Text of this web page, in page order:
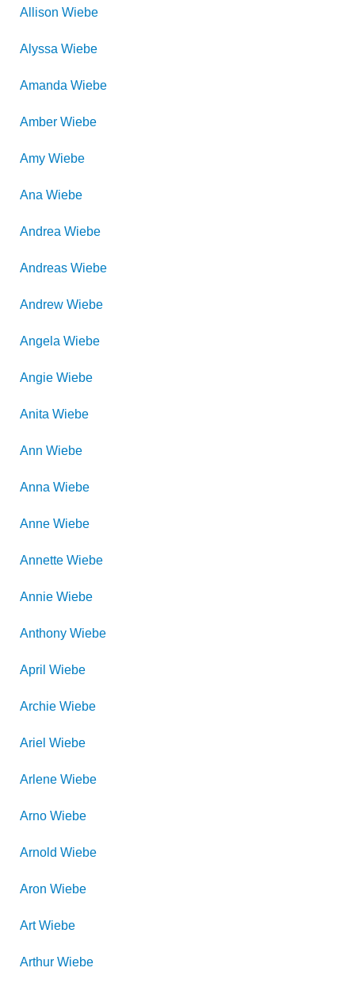
Allison Wiebe
Alyssa Wiebe
Amanda Wiebe
Amber Wiebe
Amy Wiebe
Ana Wiebe
Andrea Wiebe
Andreas Wiebe
Andrew Wiebe
Angela Wiebe
Angie Wiebe
Anita Wiebe
Ann Wiebe
Anna Wiebe
Anne Wiebe
Annette Wiebe
Annie Wiebe
Anthony Wiebe
April Wiebe
Archie Wiebe
Ariel Wiebe
Arlene Wiebe
Arno Wiebe
Arnold Wiebe
Aron Wiebe
Art Wiebe
Arthur Wiebe